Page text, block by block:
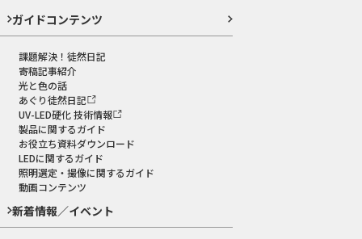
ガイドコンテンツ
課題解決！徒然日記
寄稿記事紹介
光と色の話
あぐり徒然日記
UV-LED硬化 技術情報
製品に関するガイド
お役立ち資料ダウンロード
LEDに関するガイド
照明選定・撮像に関するガイド
動画コンテンツ
新着情報／イベント